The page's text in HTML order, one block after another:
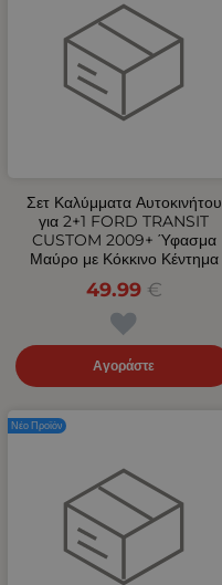
Σετ Καλύμματα Αυτοκινήτου
για 2+1 FORD TRANSIT
CUSTOM 2009+ Ύφασμα
Μαύρο με Κόκκινο Κέντημα
49.99 €
Αγοράστε
Νέο Προϊόν